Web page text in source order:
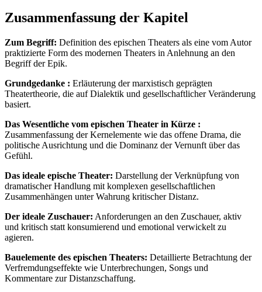
Zusammenfassung der Kapitel
Zum Begriff: Definition des epischen Theaters als eine vom Autor
praktizierte Form des modernen Theaters in Anlehnung an den
Begriff der Epik.
Grundgedanke : Erläuterung der marxistisch geprägten
Theatertheorie, die auf Dialektik und gesellschaftlicher Veränderung
basiert.
Das Wesentliche vom epischen Theater in Kürze :
Zusammenfassung der Kernelemente wie das offene Drama, die
politische Ausrichtung und die Dominanz der Vernunft über das
Gefühl.
Das ideale epische Theater: Darstellung der Verknüpfung von
dramatischer Handlung mit komplexen gesellschaftlichen
Zusammenhängen unter Wahrung kritischer Distanz.
Der ideale Zuschauer: Anforderungen an den Zuschauer, aktiv
und kritisch statt konsumierend und emotional verwickelt zu
agieren.
Bauelemente des epischen Theaters: Detaillierte Betrachtung der
Verfremdungseffekte wie Unterbrechungen, Songs und
Kommentare zur Distanzschaffung.